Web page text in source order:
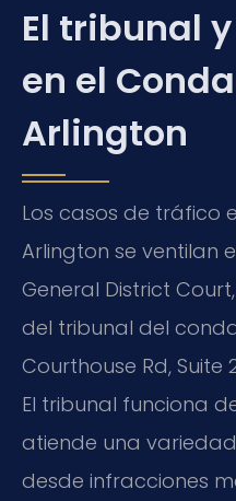
El tribunal
en el
Arlington
Los casos de tráfico
Arlington se ventilan
General District
del tribunal del
Courthouse Rd, Suite
El tribunal funciona
atiende una
desde infracciones